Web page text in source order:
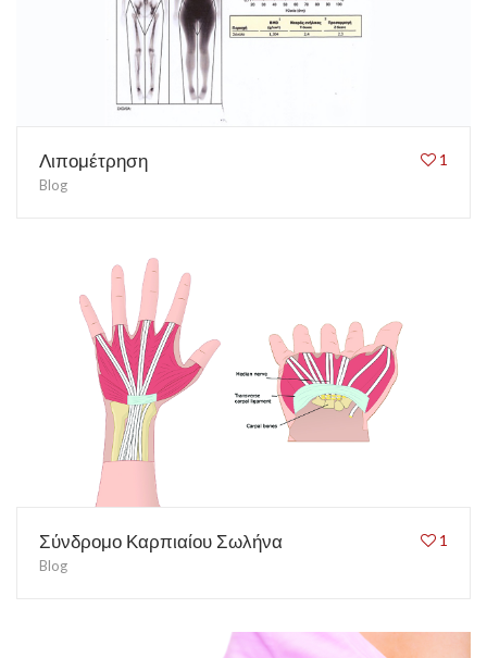
1
Λιπομέτρηση
Blog
1
Σύνδρομο Καρπιαίου Σωλήνα
Blog